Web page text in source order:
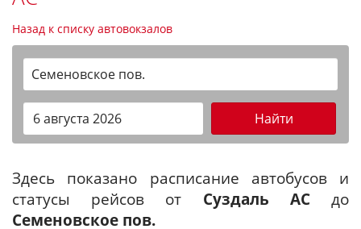
Назад к списку автовокзалов
Семеновское пов.
Найти
Здесь показано расписание автобусов и
статусы рейсов от Суздаль АСдо
Семеновское пов.